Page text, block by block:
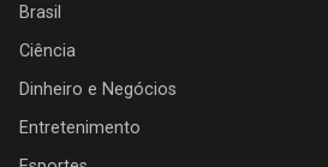
Brasil
Ciência
Dinheiro e Negócios
Entretenimento